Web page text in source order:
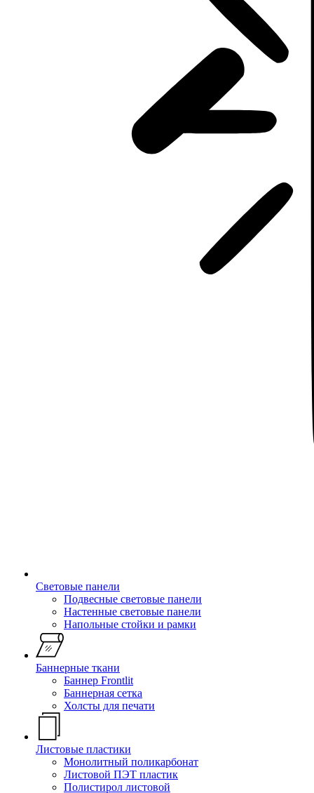
Световые панели
Подвесные световые панели
Настенные световые панели
Напольные стойки и рамки
Баннерные ткани
Баннер Frontlit
Баннерная сетка
Холсты для печати
Листовые пластики
Монолитный поликарбонат
Листовой ПЭТ пластик
Полистирол листовой